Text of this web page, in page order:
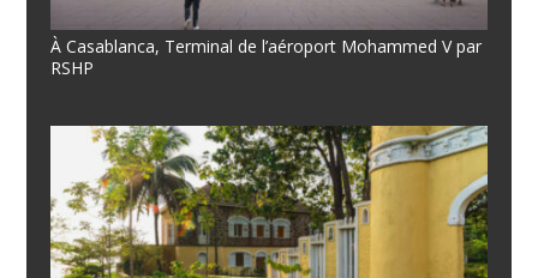
À Casablanca, Terminal de l’aéroport Mohammed V par
RSHP